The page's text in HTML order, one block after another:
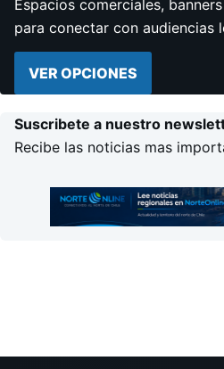
Espacios comerciales,
para conectar con audiencias
VER OPCIONES
Suscribete a nuestro
Recibe las noticias mas